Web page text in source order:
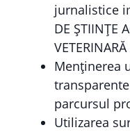
jurnalistice
DE ȘTIINȚE
Menținerea
parcursul
Utilizarea